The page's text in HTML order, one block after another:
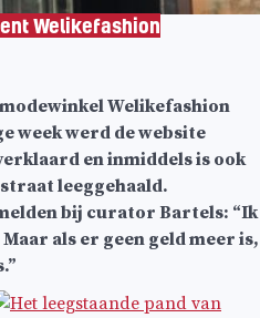
Welikefashion
modewinkel Welikefashion
week werd de website
en inmiddels is ook
leeggehaald.
bij curator Bartels: “Ik
als er geen geld meer is,